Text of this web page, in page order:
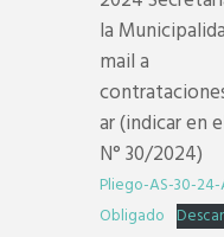
la
mail a
ar (indicar en
N° 30/2024)
Pliego-AS-30-
Obligado